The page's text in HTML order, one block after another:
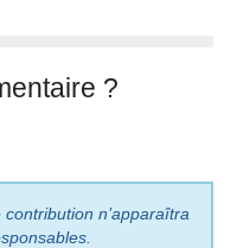
?
n’apparaîtra